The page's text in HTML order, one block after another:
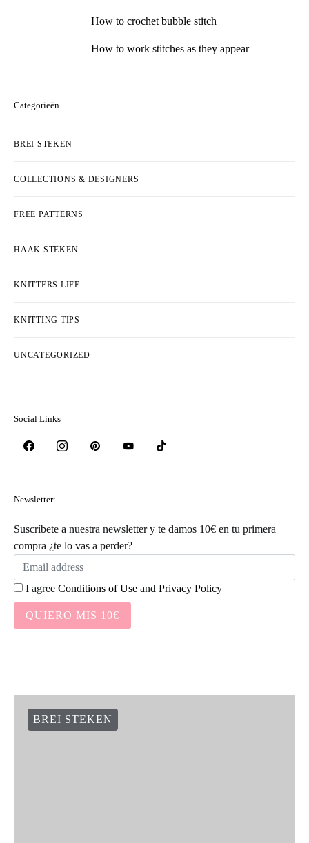
How to crochet bubble stitch
How to work stitches as they appear
Categorieën
BREI STEKEN
COLLECTIONS & DESIGNERS
FREE PATTERNS
HAAK STEKEN
KNITTERS LIFE
KNITTING TIPS
UNCATEGORIZED
Social Links
Newsletter:
Suscríbete a nuestra newsletter y te damos 10€ en tu primera
compra ¿te lo vas a perder?
I agree Conditions of Use and Privacy Policy
QUIERO MIS 10€
BREI STEKEN